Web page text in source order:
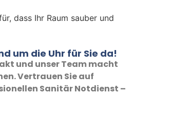
dass Ihr Raum sauber und
um die Uhr für Sie da!
und unser Team macht
Vertrauen Sie auf
Sanitär Notdienst –